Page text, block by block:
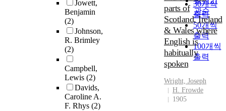
Jowett,
Benjamin
(2)
Johnson,
R. Brimley
(2)
Campbell,
Lewis (2)
Davids,
Caroline A.
F. Rhys (2)
관순
30개씩
출력
50개씩
출력
100개씩
출력
parts of
Scotland, Ireland
& Wales where
English is
habitually
spoken
Wright, Joseph
H. Frowde
1905